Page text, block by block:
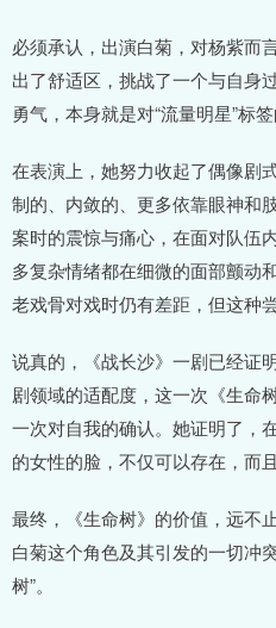
必须承认，出演白菊，对杨紫而
出了舒适区，挑战了一个与自身
勇气，本身就是对“流量明星”标签
在表演上，她努力收起了偶像剧
制的、内敛的、更多依靠眼神和
案时的震惊与痛心，在面对队伍
多复杂情绪都在细微的面部颤动
老戏骨对戏时仍有差距，但这种
说真的，《战长沙》一剧已经证
剧领域的适配度，这一次《生命
一次对自我的确认。她证明了，
的女性的脸，不仅可以存在，而
最终，《生命树》的价值，远不
白菊这个角色及其引发的一切冲
树”。